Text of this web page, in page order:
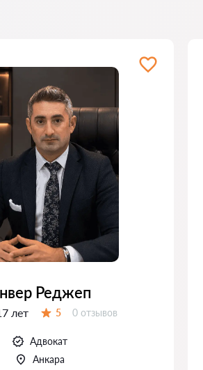
Реджеп
лет 5 Отзывов:
0 отзывов
Адвокат
Анкара